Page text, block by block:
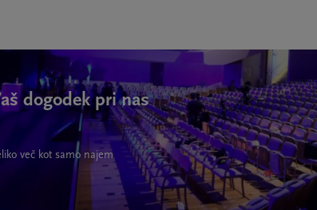
dogodek pri nas
več kot samo najem